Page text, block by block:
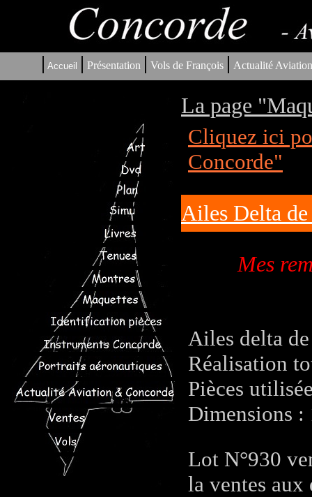
| Accueil | Présentation | Vols de François | Actualité
La page
Cliquez ici
Concorde"
Ailes Delta
Mes
Ailes delta
Réalisation
Pièces
Dimensions
Lot N°930
la ventes